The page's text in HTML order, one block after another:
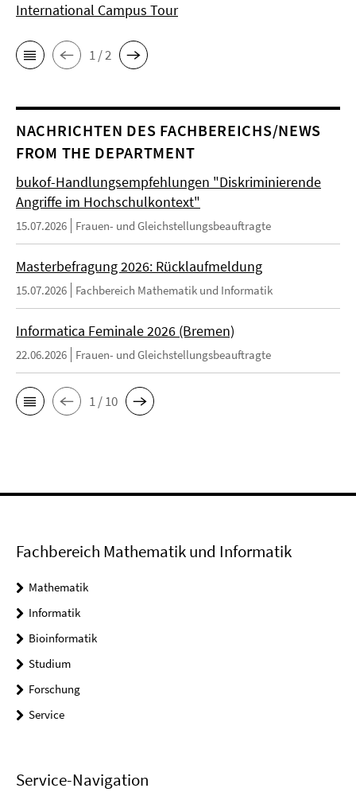
International Campus Tour
1 / 2
NACHRICHTEN DES FACHBEREICHS/NEWS
FROM THE DEPARTMENT
bukof-Handlungsempfehlungen "Diskriminierende
Angriffe im Hochschulkontext"
15.07.2026 Frauen- und Gleichstellungsbeauftragte
Masterbefragung 2026: Rücklaufmeldung
15.07.2026 Fachbereich Mathematik und Informatik
Informatica Feminale 2026 (Bremen)
22.06.2026 Frauen- und Gleichstellungsbeauftragte
1 / 10
Fachbereich Mathematik und Informatik
Mathematik
Informatik
Bioinformatik
Studium
Forschung
Service
Service-Navigation